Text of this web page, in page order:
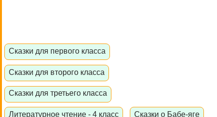
Сказки для первого класса
Сказки для второго класса
Сказки для третьего класса
Литературное чтение - 4 класс Сказки о Бабе-яге